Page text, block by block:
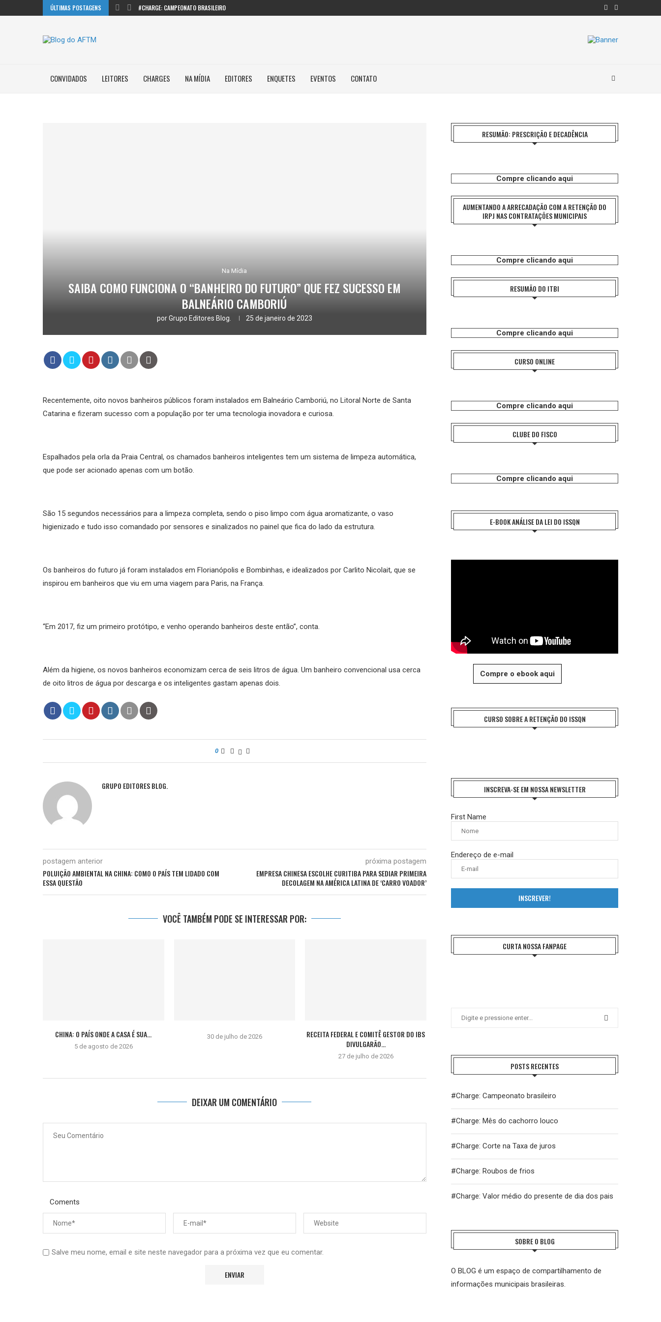
ÚLTIMAS POSTAGENS #CHARGE: CAMPEONATO BRASILEIRO
CONVIDADOS LEITORES CHARGES NA MÍDIA EDITORES ENQUETES EVENTOS CONTATO
Na Mídia
SAIBA COMO FUNCIONA O “BANHEIRO DO FUTURO” QUE FEZ SUCESSO EM
BALNEÁRIO CAMBORIÚ
porGrupo Editores Blog. 25 de janeiro de 2023
Recentemente, oito novos banheiros públicos foram instalados em Balneário Camboriú, no Litoral Norte de Santa
Catarina e fizeram sucesso com a população por ter uma tecnologia inovadora e curiosa.
Espalhados pela orla da Praia Central, os chamados banheiros inteligentes tem um sistema de limpeza automática,
que pode ser acionado apenas com um botão.
São 15 segundos necessários para a limpeza completa, sendo o piso limpo com água aromatizante, o vaso
higienizado e tudo isso comandado por sensores e sinalizados no painel que fica do lado da estrutura.
Os banheiros do futuro já foram instalados em Florianópolis e Bombinhas, e idealizados por Carlito Nicolait, que se
inspirou em banheiros que viu em uma viagem para Paris, na França.
“Em 2017, fiz um primeiro protótipo, e venho operando banheiros deste então”, conta.
Além da higiene, os novos banheiros economizam cerca de seis litros de água. Um banheiro convencional usa cerca
de oito litros de água por descarga e os inteligentes gastam apenas dois.
0
GRUPO EDITORES BLOG.
postagem anterior
POLUIÇÃO AMBIENTAL NA CHINA: COMO O PAÍS TEM LIDADO COM
ESSA QUESTÃO
próxima postagem
EMPRESA CHINESA ESCOLHE CURITIBA PARA SEDIAR PRIMEIRA
DECOLAGEM NA AMÉRICA LATINA DE ‘CARRO VOADOR’
VOCÊ TAMBÉM PODE SE INTERESSAR POR:
CHINA: O PAÍS ONDE A CASA É SUA...
5 de agosto de 2026
30 de julho de 2026
RECEITA FEDERAL E COMITÊ GESTOR DO IBS
DIVULGARÃO...
27 de julho de 2026
DEIXAR UM COMENTÁRIO
Coments
Salve meu nome, email e site neste navegador para a próxima vez que eu comentar.
RESUMÃO: PRESCRIÇÃO E DECADÊNCIA
Compre clicando aqui
AUMENTANDO A ARRECADAÇÃO COM A RETENÇÃO DO
IRPJ NAS CONTRATAÇÕES MUNICIPAIS
Compre clicando aqui
RESUMÃO DO ITBI
Compre clicando aqui
CURSO ONLINE
Compre clicando aqui
CLUBE DO FISCO
Compre clicando aqui
E-BOOK ANÁLISE DA LEI DO ISSQN
Compre o ebook aqui
CURSO SOBRE A RETENÇÃO DO ISSQN
INSCREVA-SE EM NOSSA NEWSLETTER
First Name
Endereço de e-mail
INSCREVER!
CURTA NOSSA FANPAGE
POSTS RECENTES
#Charge: Campeonato brasileiro
#Charge: Mês do cachorro louco
#Charge: Corte na Taxa de juros
#Charge: Roubos de frios
#Charge: Valor médio do presente de dia dos pais
SOBRE O BLOG
O BLOG é um espaço de compartilhamento de
informações municipais brasileiras.